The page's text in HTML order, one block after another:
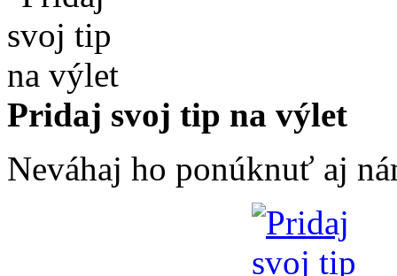
Pridaj svoj tip na výlet
Neváhaj ho ponúknuť aj